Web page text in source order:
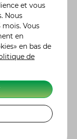
en
sur
et
pour
vigueur.
à
S est
qualité.
et des
et vous
Nous
Vous
en
en bas de
de